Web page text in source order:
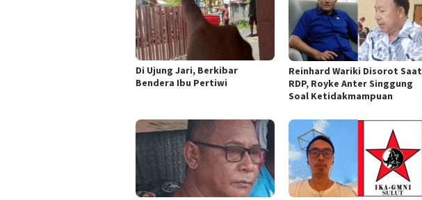
Di Ujung Jari, Berkibar
Bendera Ibu Pertiwi
Reinhard Wariki Disorot Saat
RDP, Royke Anter Singgung
Soal Ketidakmampuan